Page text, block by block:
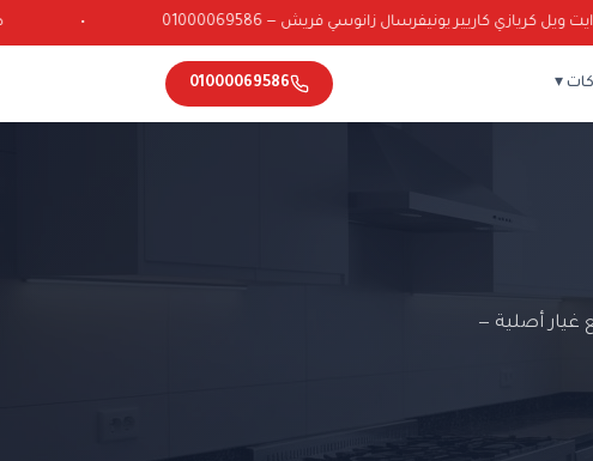
كريازي كاريير يونيفرسال زانوسي فريش — 01000069586
▾
01000069586
أصلية —